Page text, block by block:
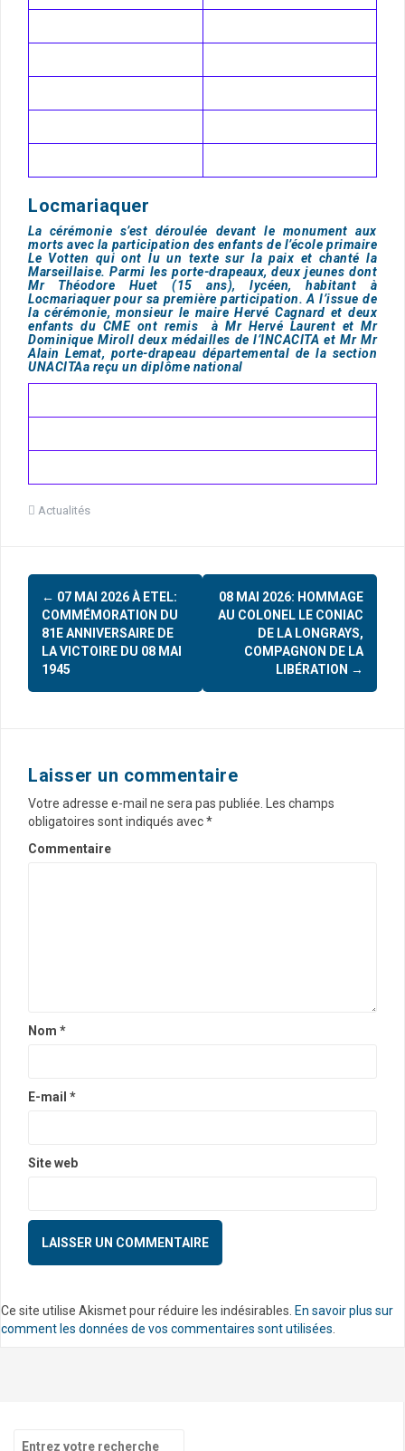
Locmariaquer
La cérémonie s’est déroulée devant le monument aux
morts avec la participation des enfants de l’école primaire
Le Votten qui ont lu un texte sur la paix et chanté la
Marseillaise. Parmi les porte-drapeaux, deux jeunes dont
Mr Théodore Huet (15 ans), lycéen, habitant à
Locmariaquer pour sa première participation. A l’issue de
la cérémonie, monsieur le maire Hervé Cagnard et deux
enfants du CME ont remis à Mr Hervé Laurent et Mr
Dominique Miroll deux médailles de l’INCACITA et Mr Mr
Alain Lemat, porte-drapeau départemental de la section
UNACITAa reçu un diplôme national
Actualités
N
a
i
t
i
o
t
c
← 07 MAI 2026 À ETEL:
COMMÉMORATION DU
81E ANNIVERSAIRE DE
LA VICTOIRE DU 08 MAI
1945
08 MAI 2026: HOMMAGE
AU COLONEL LE CONIAC
DE LA LONGRAYS,
COMPAGNON DE LA
LIBÉRATION →
Laisser un commentaire
Votre adresse e-mail ne sera pas publiée.
Les champs
obligatoires sont indiqués avec*
Commentaire
Nom *
E-mail *
Site web
Ce site utilise Akismet pour réduire les indésirables. En savoir plus sur
comment les données de vos commentaires sont utilisées